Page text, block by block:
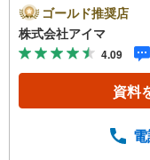
りは4LDK・
らしの広さを
いの品質を支
礎。地盤調査
に外壁サイ
光熱費と快
を循環。ほ
ゴールド推奨店
株式会社アイマ
4.09
資料